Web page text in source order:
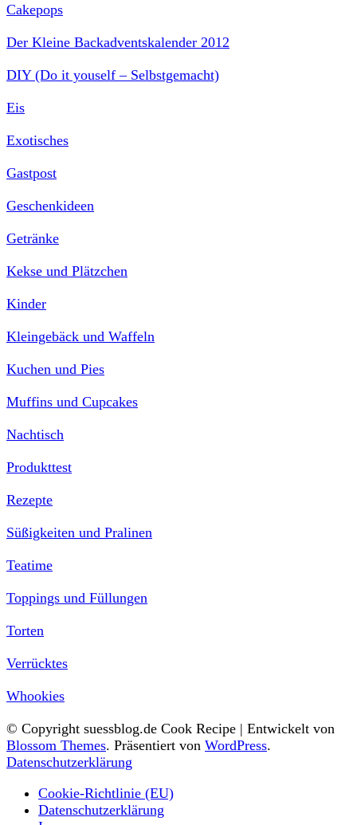
Cakepops
Der Kleine Backadventskalender 2012
DIY (Do it youself – Selbstgemacht)
Eis
Exotisches
Gastpost
Geschenkideen
Getränke
Kekse und Plätzchen
Kinder
Kleingebäck und Waffeln
Kuchen und Pies
Muffins und Cupcakes
Nachtisch
Produkttest
Rezepte
Süßigkeiten und Pralinen
Teatime
Toppings und Füllungen
Torten
Verrücktes
Whookies
© Copyright suessblog.de Cook Recipe | Entwickelt von
Blossom Themes. Präsentiert von WordPress.
Datenschutzerklärung
Cookie-Richtlinie (EU)
Datenschutzerklärung